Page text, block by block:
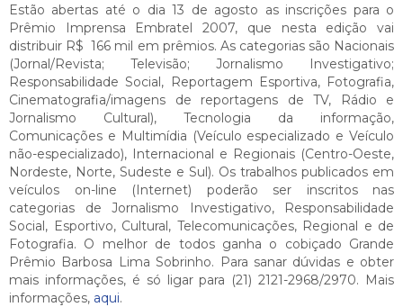
Estão abertas até o dia 13 de agosto as inscrições para o
Prêmio Imprensa Embratel 2007, que nesta edição vai
distribuir R$ 166 mil em prêmios. Ascategorias são Nacionais
(Jornal/Revista; Televisão; Jornalismo Investigativo;
Responsabilidade Social, Reportagem Esportiva, Fotografia,
Cinematografia/imagens de reportagens de TV, Rádio e
Jornalismo Cultural), Tecnologia da informação,
Comunicações e Multimídia (Veículo especializado e Veículo
não-especializado), Internacional e Regionais (Centro-Oeste,
Nordeste, Norte, Sudeste e Sul). Os trabalhos publicados em
veículos on-line (Internet) poderão ser inscritos nas
categorias de Jornalismo Investigativo, Responsabilidade
Social, Esportivo, Cultural, Telecomunicações, Regional e de
Fotografia. O melhor de todos ganha o cobiçado Grande
Prêmio Barbosa Lima Sobrinho. Para sanar dúvidas e obter
mais informações, é só ligar para (21) 2121-2968/2970. Mais
informações, aqui.